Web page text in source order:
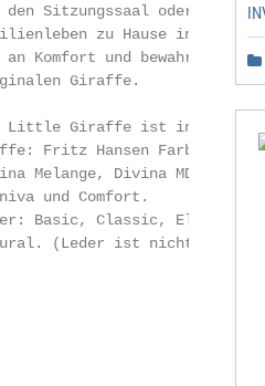
oder mit farbigem,
zu Hause in
bewahrt gleichzeitig
Giraffe.
Giraffe ist in den
Fritz Hansen Farben,
Melange, Divina MD,
und Comfort.
Basic, Classic, Elegance,
(Leder ist nicht als